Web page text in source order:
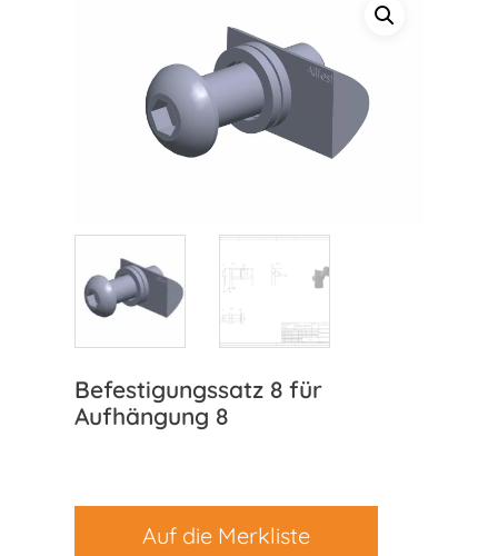
Befestigungssatz 8 für
Aufhängung 8
Auf die Merkliste